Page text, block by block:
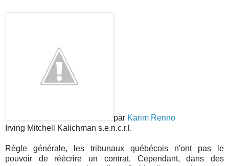
par Karim Renno
Irving Mitchell Kalichman s.e.n.c.r.l.
Règle générale, les tribunaux québécois n'ont pas le
pouvoir de réécrire un contrat. Cependant, dans des